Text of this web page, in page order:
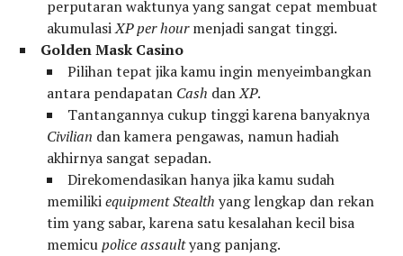
perputaran waktunya yang sangat cepat membuat
akumulasiXP per hourmenjadi sangat tinggi.
Golden Mask Casino
Pilihan tepat jika kamu ingin menyeimbangkan
antara pendapatan Cash danXP.
Tantangannya cukup tinggi karena banyaknya
Civilian dan kamera pengawas, namun hadiah
akhirnya sangat sepadan.
Direkomendasikan hanya jika kamu sudah
memilikiequipmentStealth yang lengkap dan rekan
tim yang sabar, karena satu kesalahan kecil bisa
memicupolice assaultyang panjang.